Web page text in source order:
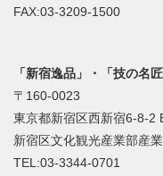
FAX:03-3209-1500
「新宿逸品」・「技の名
〒160-0023
東京都新宿区西新宿6-8-2
新宿区文化観光産業部産
TEL:03-3344-0701